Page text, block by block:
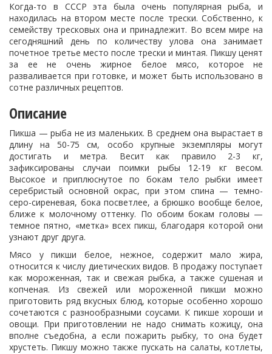
Когда-то в СССР эта была очень популярная рыба, и
находилась на втором месте после трески. Собственно, к
семейству тресковых она и принадлежит. Во всем мире на
сегодняшний день по количеству улова она занимает
почетное третье место после трески и минтая. Пикшу ценят
за ее не очень жирное белое мясо, которое не
разваливается при готовке, и может быть использовано в
сотне различных рецептов.
Описание
Пикша — рыба не из маленьких. В среднем она вырастает в
длину на 50-75 см, особо крупные экземпляры могут
достигать и метра. Весит как правило 2-3 кг,
зафиксированы случаи поимки рыбы 12-19 кг весом.
Высокое и приплюснутое по бокам тело рыбки имеет
серебристый основной окрас, при этом спина — темно-
серо-сиреневая, бока посветлее, а брюшко вообще белое,
ближе к молочному оттенку. По обоим бокам головы —
темное пятно, «метка» всех пикш, благодаря которой они
узнают друг друга.
Мясо у пикши белое, нежное, содержит мало жира,
относится к числу диетических видов. В продажу поступает
как мороженная, так и свежая рыбка, а также сушеная и
копченая. Из свежей или мороженной пикши можно
приготовить ряд вкусных блюд, которые особенно хорошо
сочетаются с разнообразными соусами. К пикше хороши и
овощи. При приготовлении не надо снимать кожицу, она
вполне съедобна, а если пожарить рыбку, то она будет
хрустеть. Пикшу можно также пускать на салаты, котлеты,